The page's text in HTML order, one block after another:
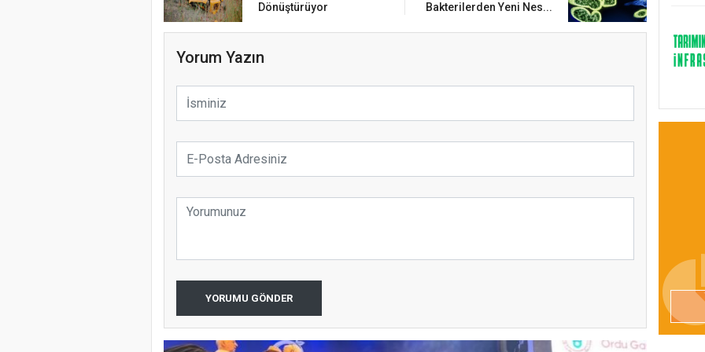
Dönüştürüyor
Bakterilerden Yeni Nes...
Yorum Yazın
YORUMU GÖNDER